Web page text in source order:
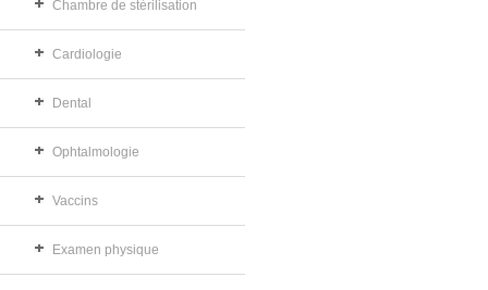
Chambre de stérilisation
Cardiologie
Dental
Ophtalmologie
Vaccins
Examen physique